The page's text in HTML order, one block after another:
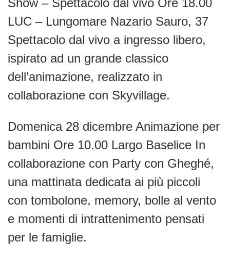
Show – Spettacolo dal vivo Ore 18.00
LUC – Lungomare Nazario Sauro, 37
Spettacolo dal vivo a ingresso libero,
ispirato ad un grande classico
dell’animazione, realizzato in
collaborazione con Skyvillage.
Domenica 28 dicembre Animazione per
bambini Ore 10.00 Largo Baselice In
collaborazione con Party con Gheghé,
una mattinata dedicata ai più piccoli
con tombolone, memory, bolle al vento
e momenti di intrattenimento pensati
per le famiglie.